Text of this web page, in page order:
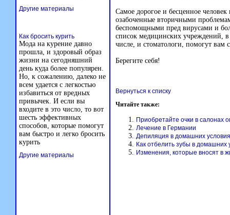
Самое дорогое и бесценное
озабоченные вторичными
беспомощными пред вирусами и
список медицинских учреждений,
числе, и стоматологи, помогут вам
Берегите себя!
Вернуться к списку
Читайте также:
Приобретайте очки в салонах
Лечение в Германии
Депиляция в домашних
Как отбелить зубы в домашних
Изменения, которые вносят в
Другие материалы
Как бросить курить
Мода на курение давно
прошла, и здоровый образ
жизни на сегодняшний
день куда более популярен.
Но, к сожалению, далеко не
всем удается с легкостью
избавиться от вредных
привычек. И если вы
входите в это число, то вот
шесть эффективных
способов, которые помогут
вам быстро и легко бросить
курить
Другие материалы